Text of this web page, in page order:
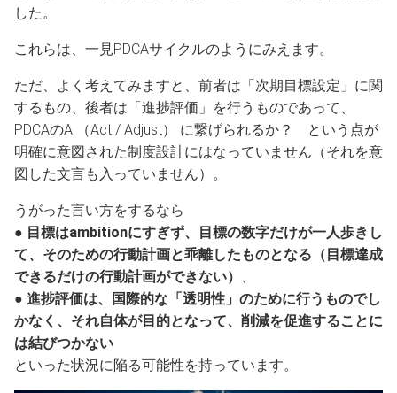
した。
これらは、一見PDCAサイクルのようにみえます。
ただ、よく考えてみますと、前者は「次期目標設定」に関
するもの、後者は「進捗評価」を行うものであって、
PDCAのA （Act / Adjust） に繋げられるか？ という点が
明確に意図された制度設計にはなっていません（それを意
図した文言も入っていません）。
うがった言い方をするなら
● 目標はambitionにすぎず、目標の数字だけが一人歩きし
て、そのための行動計画と乖離したものとなる（目標達成
できるだけの行動計画ができない）
● 進捗評価は、国際的な「透明性」のために行うものでし
かなく、それ自体が目的となって、削減を促進することに
は結びつかない
といった状況に陥る可能性を持っています。